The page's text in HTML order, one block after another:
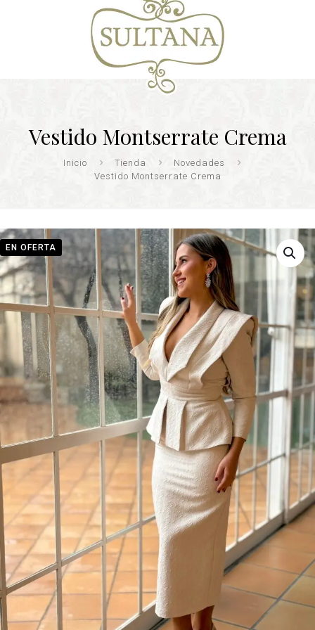
Vestido Montserrate Crema
Inicio Tienda
Novedades
Vestido Montserrate Crema
EN OFERTA